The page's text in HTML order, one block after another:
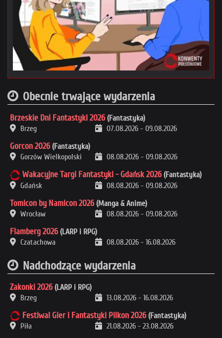
Obecnie trwające wydarzenia
Brzeskie Dni Fantastyki 2026 (Fantastyka)
Brzeg
07.08.2026 - 09.08.2026
Gorcon 2026 (Fantastyka)
Gorzów Wielkopolski
08.08.2026 - 09.08.2026
Wakacyjne Targi Fantastyki - Gdańsk 2026 (Fantastyka)
Gdańsk
08.08.2026 - 09.08.2026
Tomicon by Namicon 2026 (Manga & Anime)
Wrocław
08.08.2026 - 09.08.2026
Flamberg 2026 (LARP i RPG)
Czatachowa
08.08.2026 - 16.08.2026
Nadchodzące wydarzenia
Zakonki 2026 (LARP i RPG)
Brzeg
13.08.2026 - 16.08.2026
Festiwal Gier i Fantastyki Pilkon 2026 (Fantastyka)
Piła
21.08.2026 - 23.08.2026